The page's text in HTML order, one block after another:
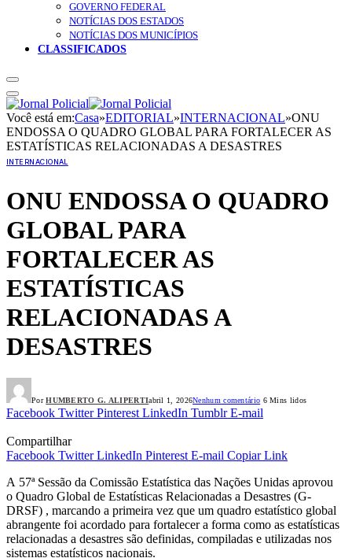
GOVERNO FEDERAL
NOTÍCIAS DOS ESTADOS
NOTÍCIAS DOS MUNICÍPIOS
CLASSIFICADOS
Você está em:Casa»EDITORIAL»INTERNACIONAL»ONU
ENDOSSA O QUADRO GLOBAL PARA FORTALECER AS
ESTATÍSTICAS RELACIONADAS A DESASTRES
INTERNACIONAL
ONU ENDOSSA O QUADRO
GLOBAL PARA
FORTALECER AS
ESTATÍSTICAS
RELACIONADAS A
DESASTRES
Por HUMBERTO G. ALIPERTIabril 1, 2026Nenhum comentário 6 Mins lidos
Facebook Twitter Pinterest LinkedIn Tumblr E-mail
Compartilhar
Facebook Twitter LinkedIn Pinterest E-mail Copiar Link
A 57ª Sessão da Comissão Estatística das Nações Unidas aprovou
o Quadro Global de Estatísticas Relacionadas a Desastres (G-
DRSF) , marcando a primeira vez que um quadro estatístico global
abrangente foi acordado para fortalecer a forma como as estatísticas
relacionadas a desastres são definidas, compiladas e utilizadas nos
sistemas estatísticos nacionais.